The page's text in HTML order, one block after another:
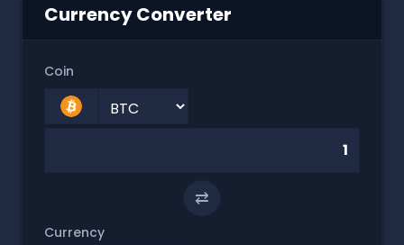
Currency Converter
Coin
⇄
Currency